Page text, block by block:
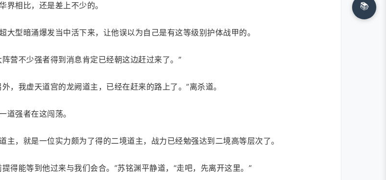
界相比，还是差上不少的。
型暗涌爆发当中活下来，让他误以为自己是有这等级别护体战甲的。
营不少强者得到消息肯定已经朝这边赶过来了。”
，我虚天道宫的龙阙道主，已经在赶来的路上了。”离杀道。
道强者在这闯荡。
，就是一位实力颇为了得的二境道主，战力已经勉强达到二境高等层次了。
得能等到他过来与我们会合。”苏铭渊平静道，“走吧，先离开这里。”
📚